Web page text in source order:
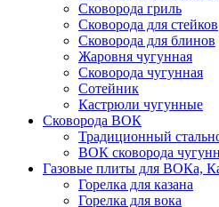
Сковорода гриль
Сковорода для стейков
Сковорода для блинов
Жаровня чугунная
Сковорода чугунная
Сотейник
Кастрюли чугунные
Сковорода ВОК
Традиционный
ВОК сковорода
Газовые плиты для ВОКа,
Горелка для казана
Горелка для вока